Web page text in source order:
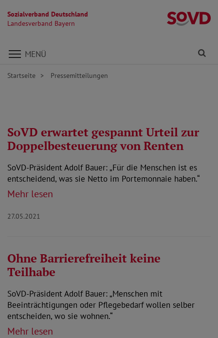
Sozialverband Deutschland
Landesverband Bayern
Direkt zu den Inhalten springen
MENÜ
Startseite Pressemitteilungen
SoVD erwartet gespannt Urteil zur
Doppelbesteuerung von Renten
SoVD-Präsident Adolf Bauer: „Für die Menschen ist es
entscheidend, was sie Netto im Portemonnaie haben.“
Mehr lesen
27.05.2021
Ohne Barrierefreiheit keine
Teilhabe
SoVD-Präsident Adolf Bauer: „Menschen mit
Beeinträchtigungen oder Pflegebedarf wollen selber
entscheiden, wo sie wohnen.“
Mehr lesen